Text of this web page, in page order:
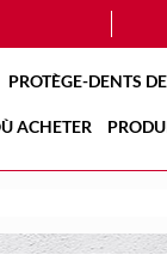
PROTÈGE-DENTS
ACHETER